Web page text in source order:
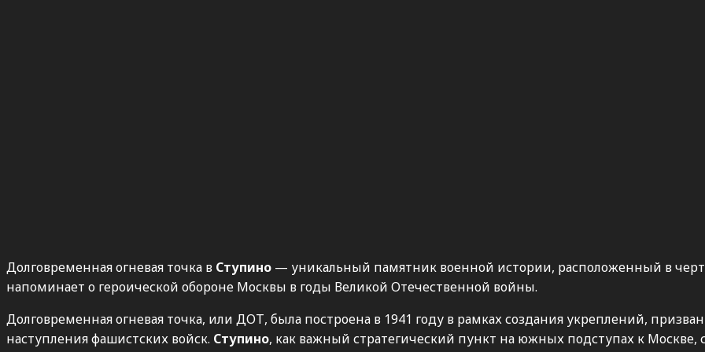
Долговременная огневая точка в Ступино — уникальный памятник военной истории, расположенный в
напоминает о героической обороне Москвы в годы Великой Отечественной войны.
Долговременная огневая точка, или ДОТ, была построена в 1941 году в рамках создания укреплений,
наступления фашистских войск. Ступино, как важный стратегический пункт на южных подступах к